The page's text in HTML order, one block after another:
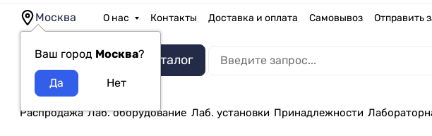
Москва
Ваш город Москва?
О нас Контакты Доставка и оплата Самовывоз Отправить
Каталог
Распродажа Лаб. оборудование Лаб. установки Принадлежности